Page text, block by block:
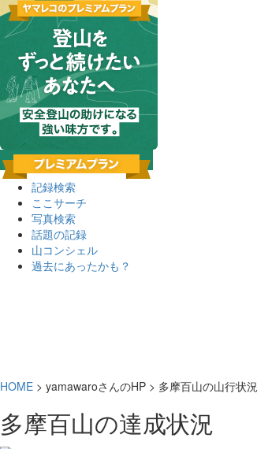
記録検索
ここサーチ
写真検索
話題の記録
山コンシェル
過去にあったかも？
HOME > yamawaroさんのHP > 多摩百山の山行状況
多摩百山の達成状況